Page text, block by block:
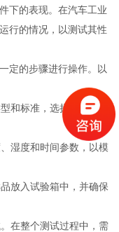
下的表现。在汽车工业
行的情况，以测试其性
的步骤进行操作。以
标准，选择适当的测
湿度和时间参数，以模
放入试验箱中，并确保
在整个测试过程中，需